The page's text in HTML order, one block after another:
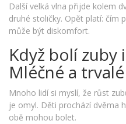
Další velká vlna přijde kolem
druhé stoličky. Opět platí: čím
může být diskomfort.
Když bolí zuby
Mléčné a
Mnoho lidí si myslí, že růst
je omyl. Děti prochází dvěma
obě mohou bolet.